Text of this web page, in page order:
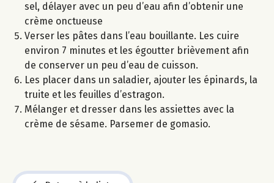
sel, délayer avec un peu d’eau afin d’obtenir une
crème onctueuse
Verser les pâtes dans l’eau bouillante. Les cuire
environ 7 minutes et les égoutter brièvement afin
de conserver un peu d’eau de cuisson.
Les placer dans un saladier, ajouter les épinards, la
truite et les feuilles d’estragon.
Mélanger et dresser dans les assiettes avec la
crème de sésame. Parsemer de gomasio.